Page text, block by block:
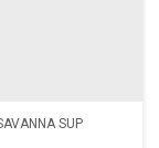
SUP